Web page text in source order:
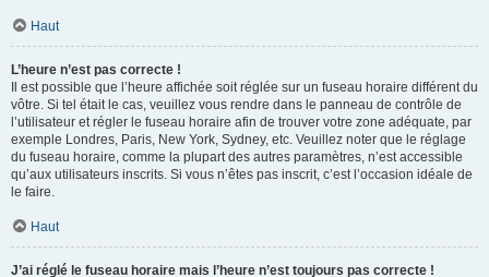
Haut
L’heure n’est pas correcte !
Il est possible que l’heure affichée soit réglée sur un fuseau horaire différent du
vôtre. Si tel était le cas, veuillez vous rendre dans le panneau de contrôle de
l’utilisateur et régler le fuseau horaire afin de trouver votre zone adéquate, par
exemple Londres, Paris, New York, Sydney, etc. Veuillez noter que le réglage
du fuseau horaire, comme la plupart des autres paramètres, n’est accessible
qu’aux utilisateurs inscrits. Si vous n’êtes pas inscrit, c’est l’occasion idéale de
le faire.
Haut
J’ai réglé le fuseau horaire mais l’heure n’est toujours pas correcte !